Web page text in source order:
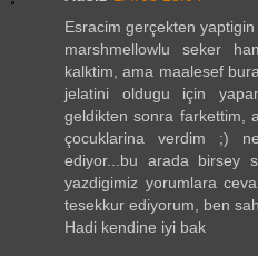
Esracim gerçekten
marshmellowlu seker
kalktim, ama maalesef
jelatini oldugu için
geldikten sonra farkettim,
çocuklarina verdim ;)
ediyor...bu arada birsey
yazdigimiz yorumlara
tesekkur ediyorum, ben
Hadi kendine iyi bak